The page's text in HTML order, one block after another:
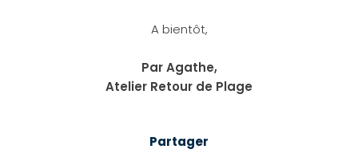
A bientôt,
Par Agathe,
Atelier Retour de Plage
Partager